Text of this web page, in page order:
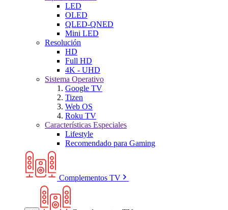
LED
OLED
QLED-QNED
Mini LED
Resolución
HD
Full HD
4K - UHD
Sistema Operativo
Google TV
Tizen
Web OS
Roku TV
Características Especiales
Lifestyle
Recomendado para Gaming
Complementos TV